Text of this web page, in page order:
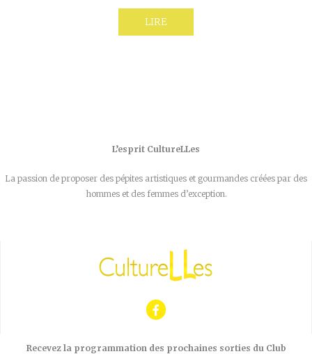
LIRE
L’esprit CultureLLes
La passion de proposer des pépites artistiques et gourmandes créées par des
hommes et des femmes d’exception.
Recevez la programmation des prochaines sorties du Club